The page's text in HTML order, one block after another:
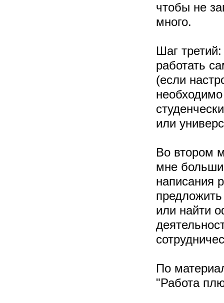
чтобы не
много.
Шаг
работать
(если
или
Во втором
мне
написания
или найти
По
"Работа